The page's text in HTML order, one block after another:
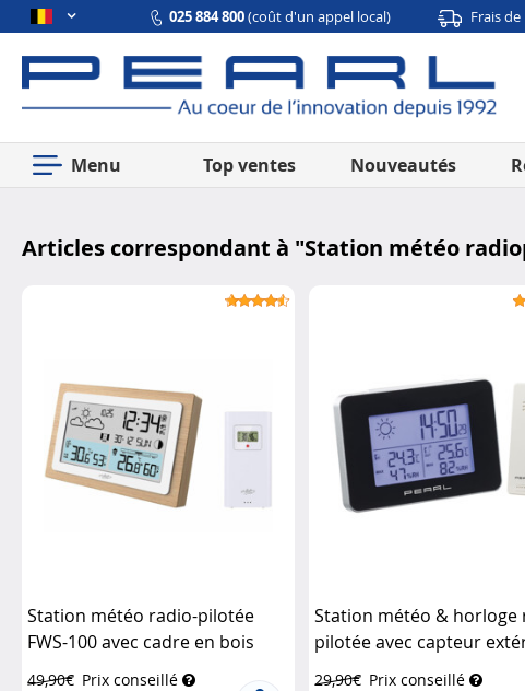
025 884 800(coût d'un appel local) Frais
Menu Top ventes Nouveautés
Articles correspondant à "Station météo
Station météo radio-pilotée
FWS-100 avec cadre en bois
49,90€ Prix conseillé
Station météo & horloge
pilotée avec capteur
29,90€ Prix conseillé